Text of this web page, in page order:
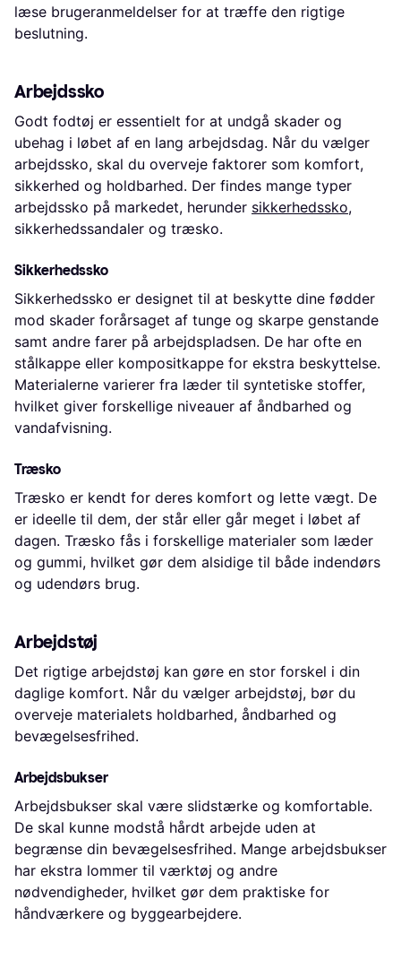
læse brugeranmeldelser for at træffe den rigtige
beslutning.
Arbejdssko
Godt fodtøj er essentielt for at undgå skader og
ubehag i løbet af en lang arbejdsdag. Når du vælger
arbejdssko, skal du overveje faktorer som komfort,
sikkerhed og holdbarhed. Der findes mange typer
arbejdssko på markedet, herunder sikkerhedssko,
sikkerhedssandaler og træsko.
Sikkerhedssko
Sikkerhedssko er designet til at beskytte dine fødder
mod skader forårsaget af tunge og skarpe genstande
samt andre farer på arbejdspladsen. De har ofte en
stålkappe eller kompositkappe for ekstra beskyttelse.
Materialerne varierer fra læder til syntetiske stoffer,
hvilket giver forskellige niveauer af åndbarhed og
vandafvisning.
Træsko
Træsko er kendt for deres komfort og lette vægt. De
er ideelle til dem, der står eller går meget i løbet af
dagen. Træsko fås i forskellige materialer som læder
og gummi, hvilket gør dem alsidige til både indendørs
og udendørs brug.
Arbejdstøj
Det rigtige arbejdstøj kan gøre en stor forskel i din
daglige komfort. Når du vælger arbejdstøj, bør du
overveje materialets holdbarhed, åndbarhed og
bevægelsesfrihed.
Arbejdsbukser
Arbejdsbukser skal være slidstærke og komfortable.
De skal kunne modstå hårdt arbejde uden at
begrænse din bevægelsesfrihed. Mange arbejdsbukser
har ekstra lommer til værktøj og andre
nødvendigheder, hvilket gør dem praktiske for
håndværkere og byggearbejdere.